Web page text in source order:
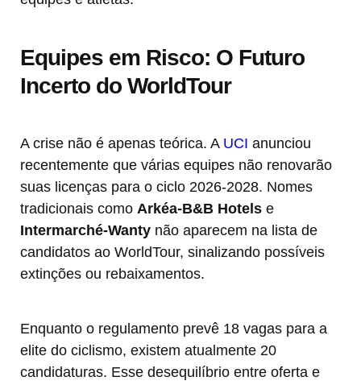
Equipes em Risco: O Futuro
Incerto do WorldTour
A crise não é apenas teórica. A UCI anunciou
recentemente que várias equipes não renovarão
suas licenças para o ciclo 2026-2028. Nomes
tradicionais como Arkéa-B&B Hotels e
Intermarché-Wanty não aparecem na lista de
candidatos ao WorldTour, sinalizando possíveis
extinções ou rebaixamentos.
Enquanto o regulamento prevê 18 vagas para a
elite do ciclismo, existem atualmente 20
candidaturas. Esse desequilíbrio entre oferta e